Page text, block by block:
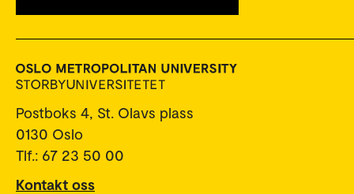
Postboks 4, St. Olavs plass
0130 Oslo
Tlf.: 67 23 50 00
Kontakt oss